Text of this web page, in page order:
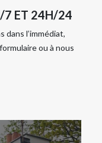
7 ET 24H/24
dans l’immédiat,
ou à nous